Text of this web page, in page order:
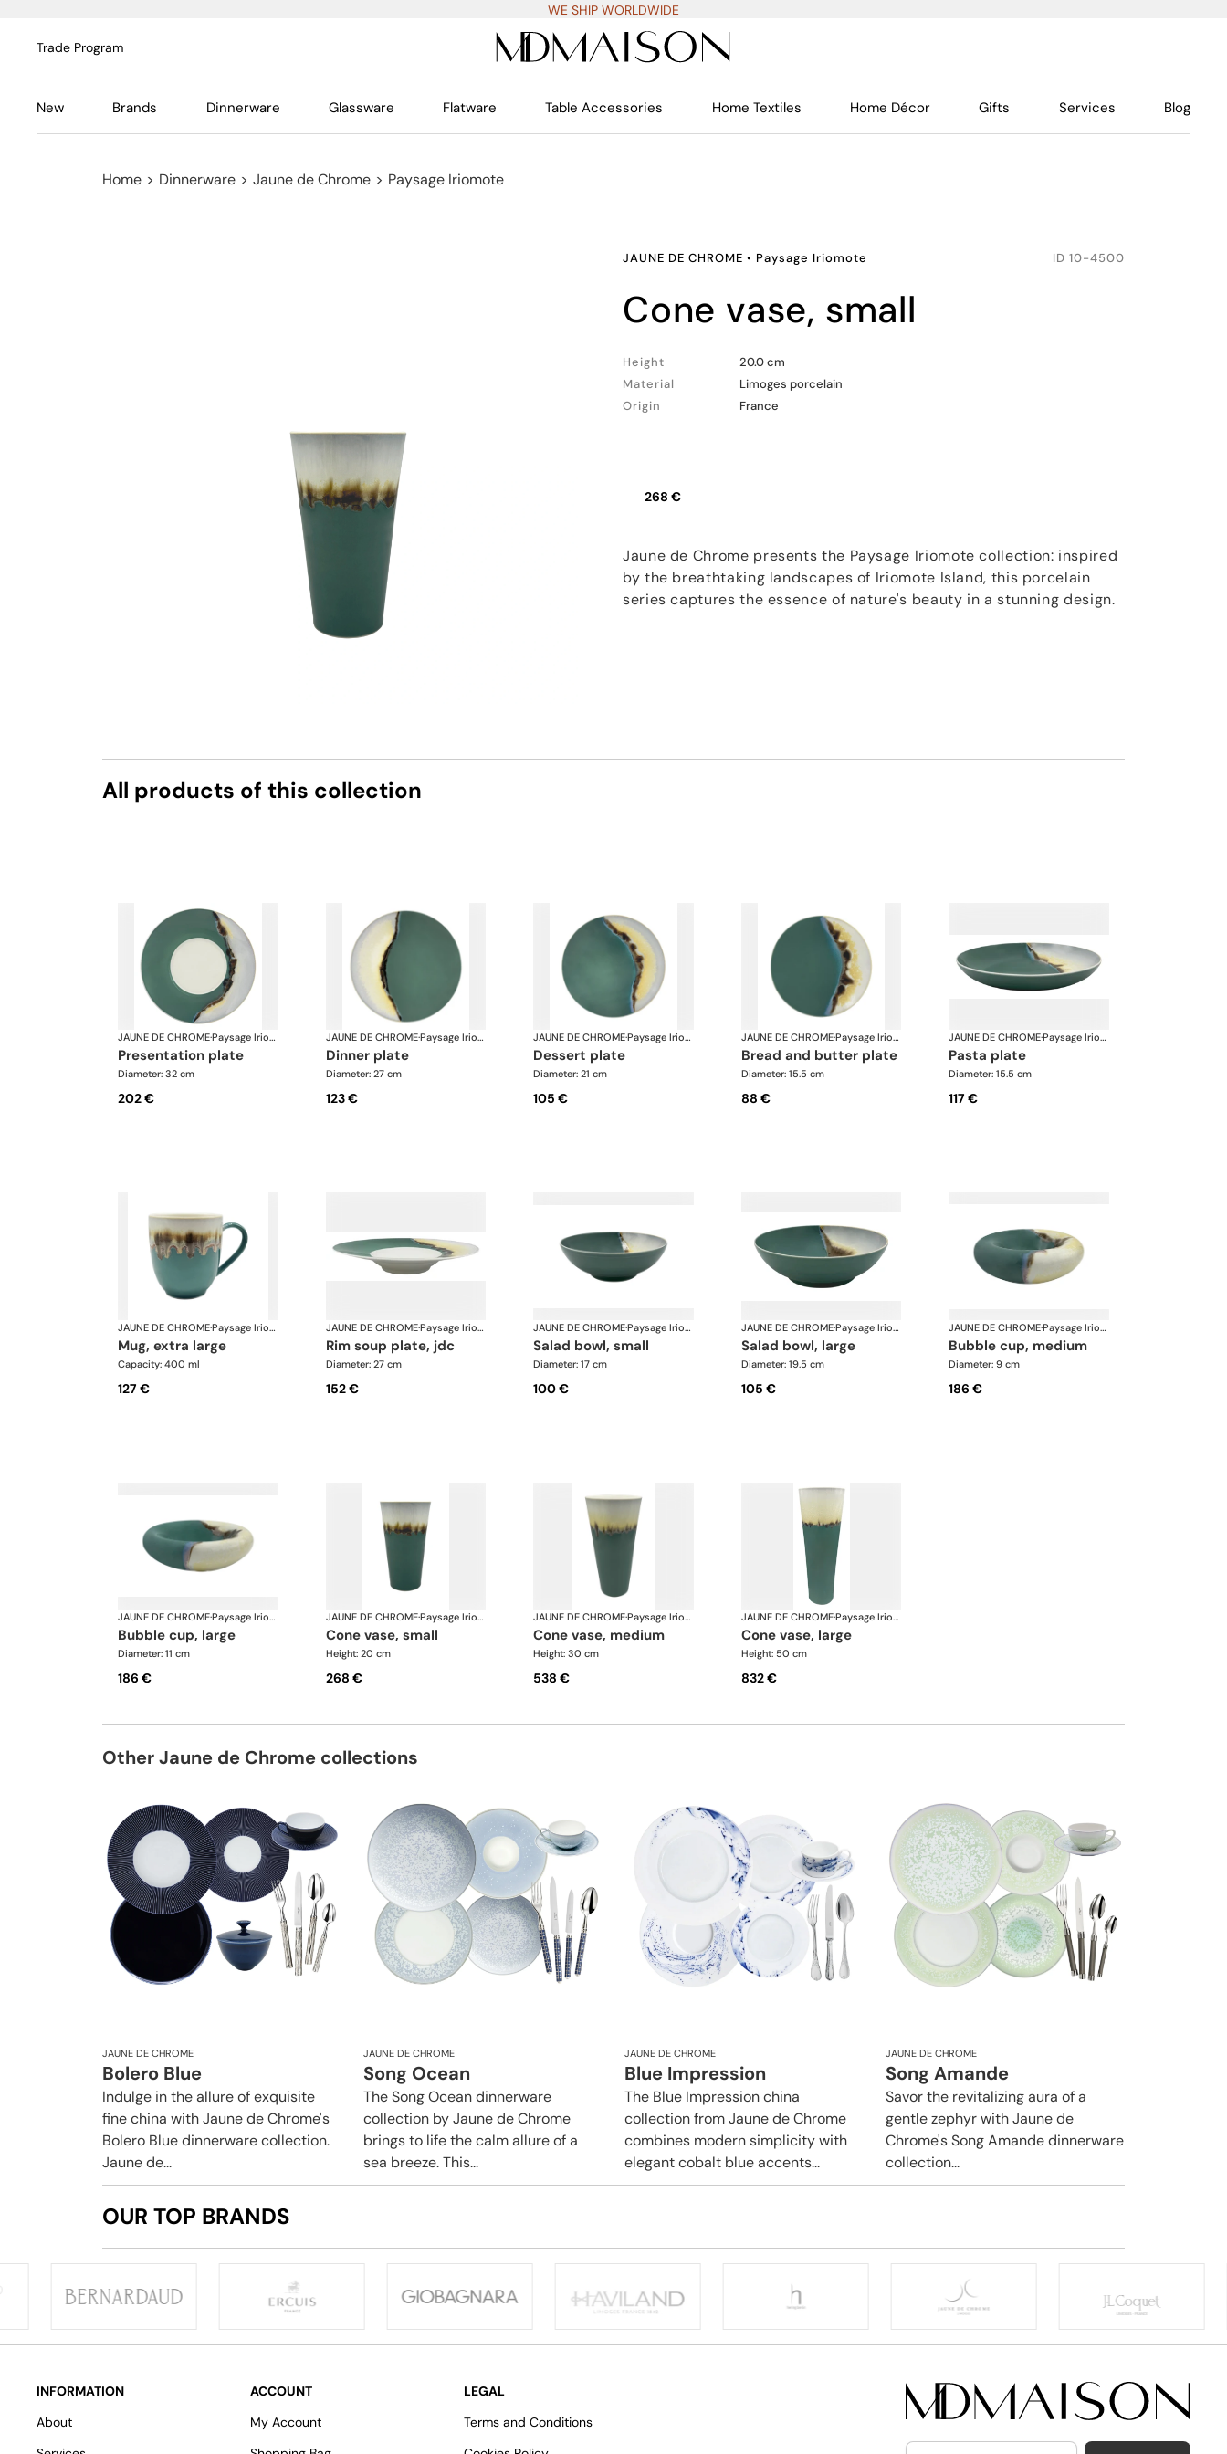
WE SHIP WORLDWIDE
Trade Program
New Brands Dinnerware Glassware Flatware Table Accessories Home Textiles Home Décor Gifts Services Blog
Home > Dinnerware > Jaune de Chrome > Paysage Iriomote
JAUNE DE CHROME • Paysage Iriomote ID 10-4500
cone vase, small
Height
20.0 cm
Material
Limoges porcelain
Origin
France
268 €
Jaune de Chrome presents the Paysage Iriomote collection: inspired
by the breathtaking landscapes of Iriomote Island, this porcelain
series captures the essence of nature's beauty in a stunning design.
All products of this collection
JAUNE DE CHROME· Paysage Iriomote
presentation plate
Diameter: 32 cm
202 €
JAUNE DE CHROME· Paysage Iriomote
dinner plate
Diameter: 27 cm
123 €
JAUNE DE CHROME· Paysage Iriomote
dessert plate
Diameter: 21 cm
105 €
JAUNE DE CHROME· Paysage Iriomote
bread and butter plate
Diameter: 15.5 cm
88 €
JAUNE DE CHROME· Paysage Iriomote
pasta plate
Diameter: 15.5 cm
117 €
JAUNE DE CHROME· Paysage Iriomote
mug, extra large
Capacity: 400 ml
127 €
JAUNE DE CHROME· Paysage Iriomote
rim soup plate, jdc
Diameter: 27 cm
152 €
JAUNE DE CHROME· Paysage Iriomote
salad bowl, small
Diameter: 17 cm
100 €
JAUNE DE CHROME· Paysage Iriomote
salad bowl, large
Diameter: 19.5 cm
105 €
JAUNE DE CHROME· Paysage Iriomote
bubble cup, medium
Diameter: 9 cm
186 €
JAUNE DE CHROME· Paysage Iriomote
bubble cup, large
Diameter: 11 cm
186 €
JAUNE DE CHROME· Paysage Iriomote
cone vase, small
Height: 20 cm
268 €
JAUNE DE CHROME· Paysage Iriomote
cone vase, medium
Height: 30 cm
538 €
JAUNE DE CHROME· Paysage Iriomote
cone vase, large
Height: 50 cm
832 €
Other Jaune de Chrome collections
JAUNE DE CHROME
Bolero Blue
Indulge in the allure of exquisite
fine china with Jaune de Chrome's
Bolero Blue dinnerware collection.
Jaune de...
JAUNE DE CHROME
Song Ocean
The Song Ocean dinnerware
collection by Jaune de Chrome
brings to life the calm allure of a
sea breeze. This...
JAUNE DE CHROME
Blue Impression
The Blue Impression china
collection from Jaune de Chrome
combines modern simplicity with
elegant cobalt blue accents...
JAUNE DE CHROME
Song Amande
Savor the revitalizing aura of a
gentle zephyr with Jaune de
Chrome's Song Amande dinnerware
collection...
OUR TOP BRANDS
INFORMATION
About
ACCOUNT
My Account
LEGAL
Terms and Conditions